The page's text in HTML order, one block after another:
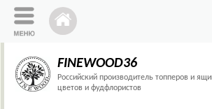
FINEWOOD36
Российский производитель топперов и
цветов и фудфлористов